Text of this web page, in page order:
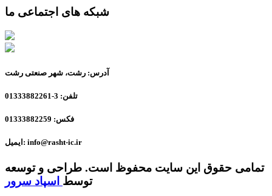
شبکه های اجتماعی ما
آدرس: رشت، شهر صنعتی رشت
تلفن: 3-01333882261
فکس: 01333882259
ایمیل: info@rasht-ic.ir
تمامی حقوق این سایت محفوظ است. طراحی و توسعه
توسط اسپاد سرور